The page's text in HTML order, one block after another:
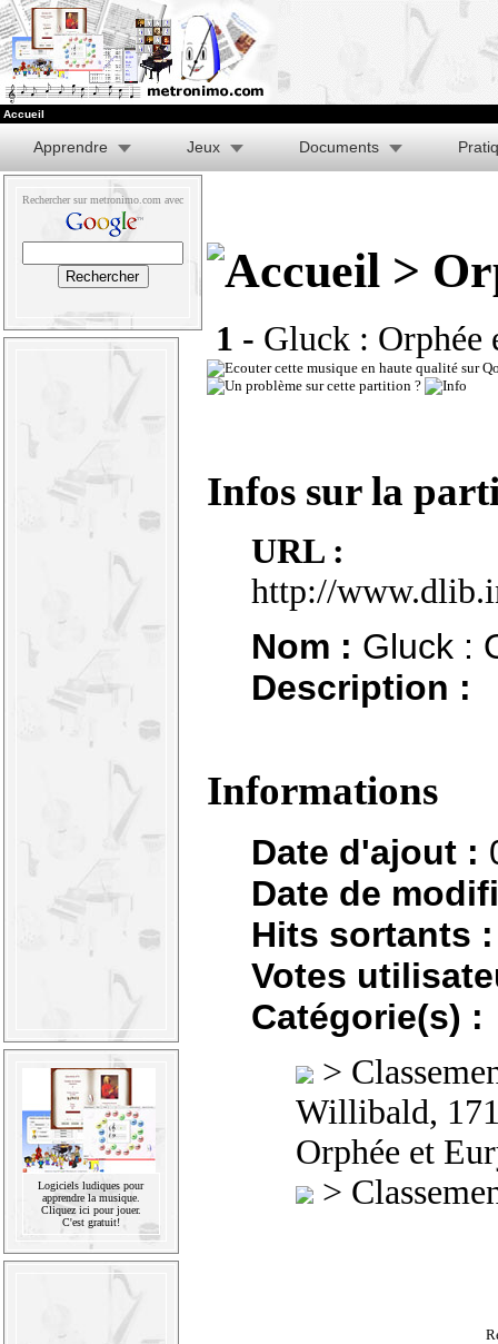
Accueil
Apprendre Jeux Documents
Rechercher sur metronimo.com avec
Logiciels ludiques pour
apprendre la musique.
Cliquez ici pour jouer.
C'est gratuit!
>
1 - Gluck :
Infos sur la
URL :
http://
Nom : Gluck :
Description :
Informations
Date d'ajout :
Date de
Hits sortants :
Votes
Catégorie(s) :
>
Willibald,
Orphée et
>